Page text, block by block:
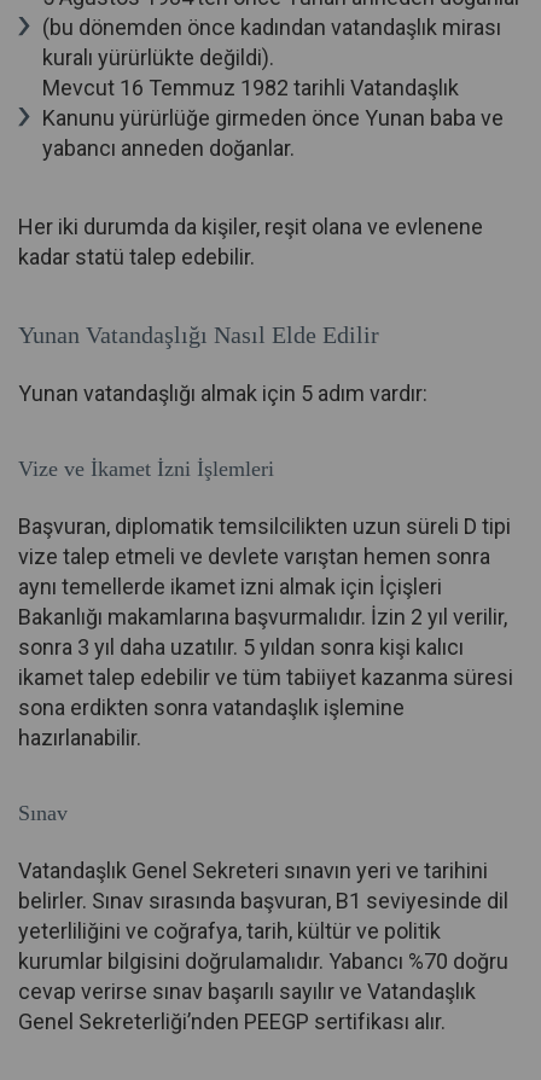
(bu dönemden önce kadından vatandaşlık mirası
kuralı yürürlükte değildi).
Mevcut 16 Temmuz 1982 tarihli Vatandaşlık
Kanunu yürürlüğe girmeden önce Yunan baba ve
yabancı anneden doğanlar.
Her iki durumda da kişiler, reşit olana ve evlenene
kadar statü talep edebilir.
Yunan Vatandaşlığı Nasıl Elde Edilir
Yunan vatandaşlığı almak için 5 adım vardır:
Vize ve İkamet İzni İşlemleri
Başvuran, diplomatik temsilcilikten uzun süreli D tipi
vize talep etmeli ve devlete varıştan hemen sonra
aynı temellerde ikamet izni almak için İçişleri
Bakanlığı makamlarına başvurmalıdır. İzin 2 yıl verilir,
sonra 3 yıl daha uzatılır. 5 yıldan sonra kişi kalıcı
ikamet talep edebilir ve tüm tabiiyet kazanma süresi
sona erdikten sonra vatandaşlık işlemine
hazırlanabilir.
Sınav
Vatandaşlık Genel Sekreteri sınavın yeri ve tarihini
belirler. Sınav sırasında başvuran, B1 seviyesinde dil
yeterliliğini ve coğrafya, tarih, kültür ve politik
kurumlar bilgisini doğrulamalıdır. Yabancı %70 doğru
cevap verirse sınav başarılı sayılır ve Vatandaşlık
Genel Sekreterliği’nden PEEGP sertifikası alır.